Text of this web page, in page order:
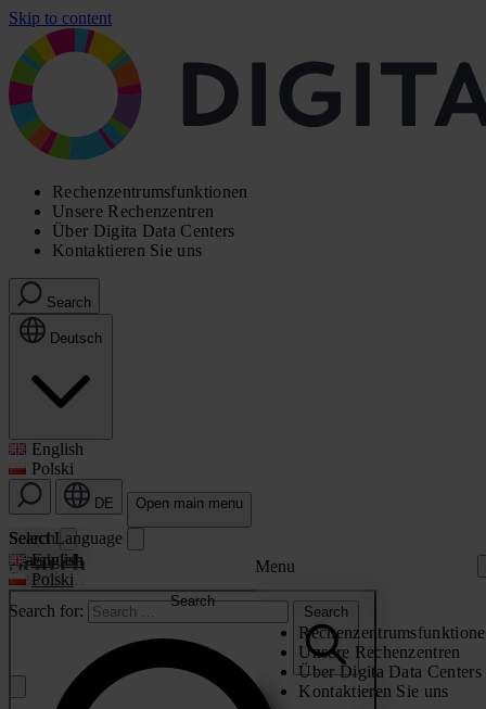
Skip to content
Rechenzentrumsfunktionen
Unsere Rechenzentren
Über Digita Data Centers
Kontaktieren Sie uns
Search
Deutsch
English
Polski
DE Open main menu
Menu
Unsere Rechenzentren
Über Digita Data Centers
Kontaktieren Sie uns
Search
Search for:
Search
Select Language
English
Polski
Search
Search for: Search